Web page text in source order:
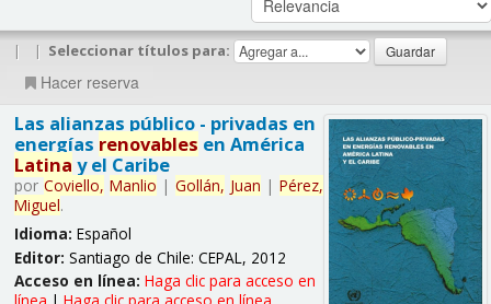
| | Seleccionar títulos para:
Hacer reserva
Las alianzas público - privadas en
energías renovables en América
Latina y el Caribe
por Coviello, Manlio | Gollán, Juan | Pérez,
Miguel.
Idioma: Español
Editor: Santiago de Chile: CEPAL, 2012
Acceso en línea: Haga clic para acceso en